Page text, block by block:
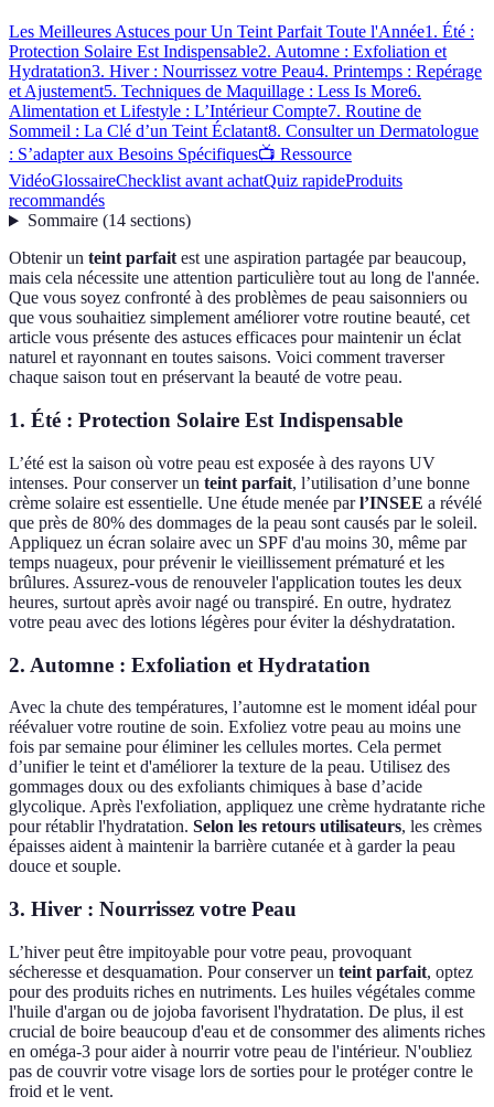
Les Meilleures Astuces pour Un Teint Parfait Toute l'Année1. Été :
Protection Solaire Est Indispensable2. Automne : Exfoliation et
Hydratation3. Hiver : Nourrissez votre Peau4. Printemps : Repérage
et Ajustement5. Techniques de Maquillage : Less Is More6.
Alimentation et Lifestyle : L’Intérieur Compte7. Routine de
Sommeil : La Clé d’un Teint Éclatant8. Consulter un Dermatologue
: S’adapter aux Besoins Spécifiques📺 Ressource
VidéoGlossaireChecklist avant achatQuiz rapideProduits
recommandés
Sommaire(14 sections)
Obtenir un teint parfaitest une aspiration partagée par beaucoup,
mais cela nécessite une attention particulière tout au long de l'année.
Que vous soyez confronté à des problèmes de peau saisonniers ou
que vous souhaitiez simplement améliorer votre routine beauté, cet
article vous présente des astuces efficaces pour maintenir un éclat
naturel et rayonnant en toutes saisons. Voici comment traverser
chaque saison tout en préservant la beauté de votre peau.
1. Été : Protection Solaire Est Indispensable
L’été est la saison où votre peau est exposée à des rayons UV
intenses. Pour conserver un teint parfait, l’utilisation d’une bonne
crème solaire est essentielle. Une étude menée parl’INSEE a révélé
que près de 80% des dommages de la peau sont causés par le soleil.
Appliquez un écran solaire avec un SPF d'au moins 30, même par
temps nuageux, pour prévenir le vieillissement prématuré et les
brûlures. Assurez-vous de renouveler l'application toutes les deux
heures, surtout après avoir nagé ou transpiré. En outre, hydratez
votre peau avec des lotions légères pour éviter la déshydratation.
2. Automne : Exfoliation et Hydratation
Avec la chute des températures, l’automne est le moment idéal pour
réévaluer votre routine de soin. Exfoliez votre peau au moins une
fois par semaine pour éliminer les cellules mortes. Cela permet
d’unifier le teint et d'améliorer la texture de la peau. Utilisez des
gommages doux ou des exfoliants chimiques à base d’acide
glycolique. Après l'exfoliation, appliquez une crème hydratante riche
pour rétablir l'hydratation. Selon les retours utilisateurs, les crèmes
épaisses aident à maintenir la barrière cutanée et à garder la peau
douce et souple.
3. Hiver : Nourrissez votre Peau
L’hiver peut être impitoyable pour votre peau, provoquant
sécheresse et desquamation. Pour conserver un teint parfait, optez
pour des produits riches en nutriments. Les huiles végétales comme
l'huile d'argan ou de jojoba favorisent l'hydratation. De plus, il est
crucial de boire beaucoup d'eau et de consommer des aliments riches
en oméga-3 pour aider à nourrir votre peau de l'intérieur. N'oubliez
pas de couvrir votre visage lors de sorties pour le protéger contre le
froid et le vent.